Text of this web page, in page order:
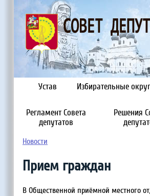
Устав Избирательные
Регламент Совета
депутатов
Решения
Новости
Прием граждан
В Общественной приёмной местного